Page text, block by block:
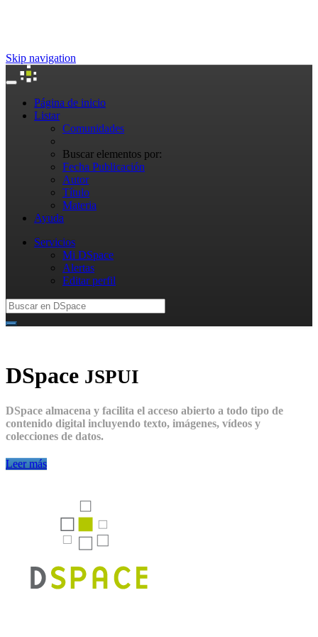
Skip navigation
Página de inicio
Listar
Comunidades
Buscar elementos por:
Fecha Publicación
Autor
Título
Materia
Ayuda
Servicios
Mi DSpace
Alertas
Editar perfil
DSpace JSPUI
DSpace almacena y facilita el acceso abierto a todo tipo de
contenido digital incluyendo texto, imágenes, vídeos y
colecciones de datos.
Leer más